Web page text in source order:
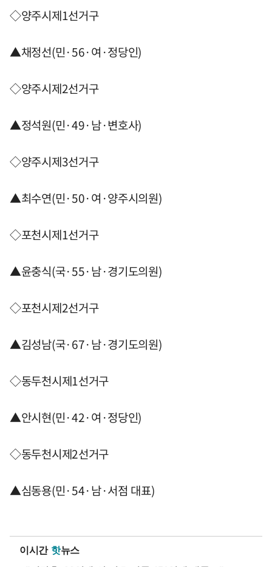
◇양주시제1선거구
▲채정선(민·56·여·정당인)
◇양주시제2선거구
▲정석원(민·49·남·변호사)
◇양주시제3선거구
▲최수연(민·50·여·양주시의원)
◇포천시제1선거구
▲윤충식(국·55·남·경기도의원)
◇포천시제2선거구
▲김성남(국·67·남·경기도의원)
◇동두천시제1선거구
▲안시현(민·42·여·정당인)
◇동두천시제2선거구
▲심동용(민·54·남·서점 대표)
이시간 핫뉴스